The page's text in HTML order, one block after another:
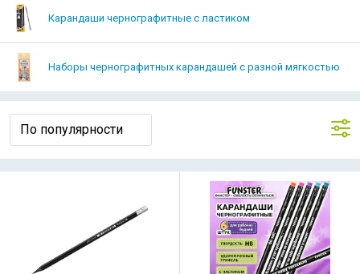
Карандаши чернографитные с ластиком
Наборы чернографитных карандашей с разной мягкостью